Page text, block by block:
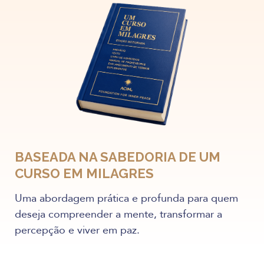
BASEADA NA SABEDORIA DE UM
CURSO EM MILAGRES
Uma abordagem prática e profunda para quem
deseja compreender a mente, transformar a
percepção e viver em paz.